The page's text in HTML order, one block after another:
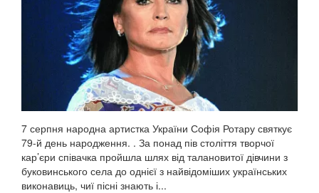
7 серпня народна артистка України Софія Ротару святкує
79-й день народження. . За понад пів століття творчої
кар’єри співачка пройшла шлях від талановитої дівчини з
буковинського села до однієї з найвідоміших українських
виконавиць, чиї пісні знають і...